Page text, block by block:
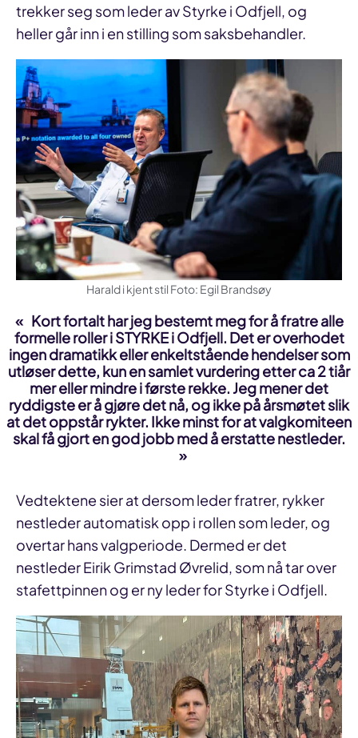
trekker seg som leder av Styrke i Odfjell, og
heller går inn i en stilling som saksbehandler.
Harald i kjent stil Foto: Egil Brandsøy
Kort fortalt har jeg bestemt meg for å fratre alle
formelle roller i STYRKE i Odfjell. Det er overhodet
ingen dramatikk eller enkeltstående hendelser som
utløser dette, kun en samlet vurdering etter ca 2 tiår
mer eller mindre i første rekke. Jeg mener det
ryddigste er å gjøre det nå, og ikke på årsmøtet slik
at det oppstår rykter. Ikke minst for at valgkomiteen
skal få gjort en god jobb med å erstatte nestleder.
Vedtektene sier at dersom leder fratrer, rykker
nestleder automatisk opp i rollen som leder, og
overtar hans valgperiode. Dermed er det
nestleder Eirik Grimstad Øvrelid, som nå tar over
stafettpinnen og er ny leder for Styrke i Odfjell.